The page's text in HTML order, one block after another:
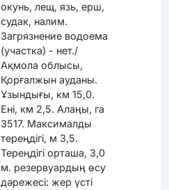
окунь, лещ, язь, ерш,
судак, налим.
Загрязнение водоема
(участка) - нет./
Ақмола облысы,
Қорғалжын ауданы.
Ұзындығы, км 15,0.
Ені, км 2,5. Алаңы, га
3517. Максималды
тереңдігі, м 3,5.
Тереңдігі орташа, 3,0
м. резервуардың өсу
дәрежесі: жер үсті